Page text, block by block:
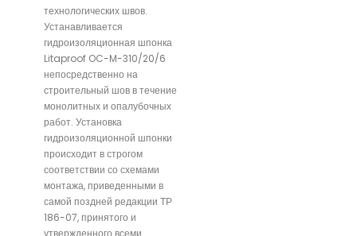
технологических швов.
Устанавливается
гидроизоляционная шпонка
Litaproof OC-M-310/20/6
непосредственно на
строительный шов в течение
монолитных и опалубочных
работ. Установка
гидроизоляционной шпонки
происходит в строгом
соответствии со схемами
монтажа, приведенными в
самой поздней редакции ТР
186-07, принятого и
утвержденного всеми